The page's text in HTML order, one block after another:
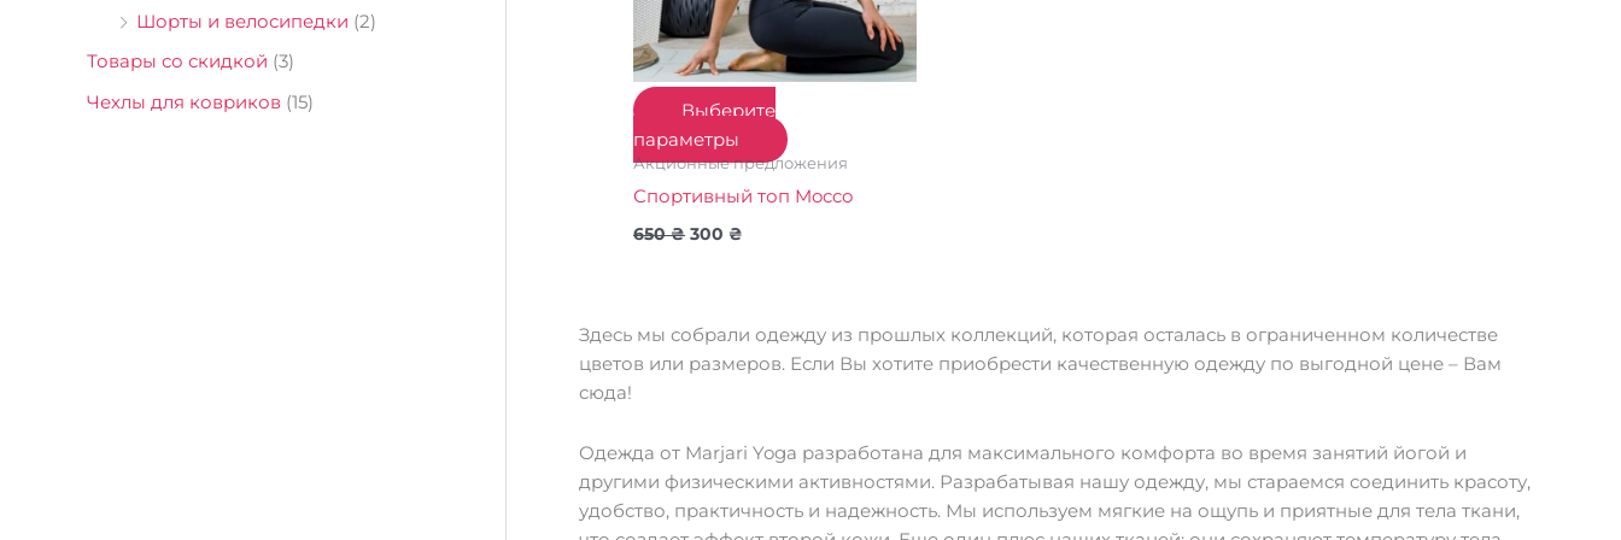
Шорты и велосипедки (2)
Товары со скидкой (3)
Чехлы для ковриков (15)
Выберите
параметры
на
странице
товара.
Акционные предложения
Спортивный топ Mocco
650₴ 300 ₴
Здесь мы собрали одежду из прошлых коллекций, которая осталась в ограниченном количестве
цветов или размеров. Если Вы хотите приобрести качественную одежду по выгодной цене – Вам
сюда!
Одежда от Marjari Yoga разработана для максимального комфорта во время занятий йогой и
другими физическими активностями. Разрабатывая нашу одежду, мы стараемся соединить красоту,
удобство, практичность и надежность. Мы используем мягкие на ощупь и приятные для тела ткани,